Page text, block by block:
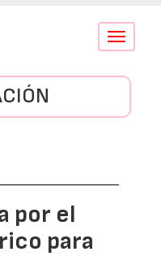
Conmutar
por el
para